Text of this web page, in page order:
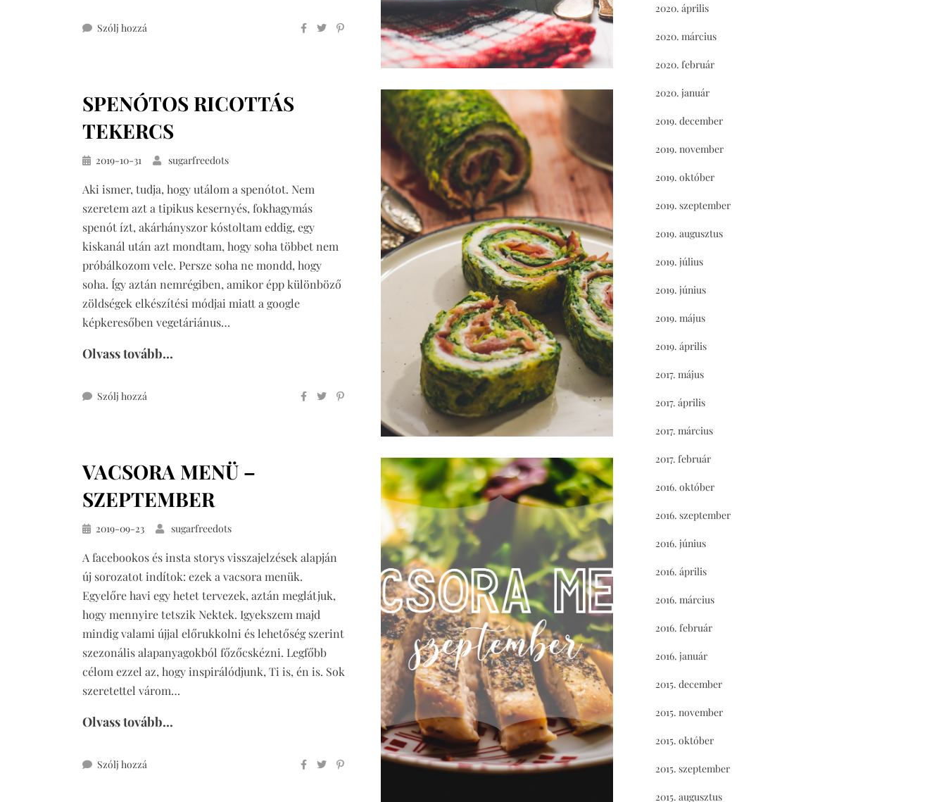
Szólj hozzá
SPENÓTOS RICOTTÁS
TEKERCS
Közzétéve
2019-10-31 sugarfreedots
Aki ismer, tudja, hogy utálom a spenótot. Nem
szeretem azt a tipikus kesernyés, fokhagymás
spenót ízt, akárhányszor kóstoltam eddig, egy
kiskanál után azt mondtam, hogy soha többet nem
próbálkozom vele. Persze soha ne mondd, hogy
soha. Így aztán nemrégiben, amikor épp különböző
zöldségek elkészítési módjai miatt a google
képkeresőben vegetáriánus…
Olvass tovább...
Szólj hozzá
VACSORA MENÜ –
SZEPTEMBER
Közzétéve
2019-09-23 sugarfreedots
A facebookos és insta storys visszajelzések alapján
új sorozatot indítok: ezek a vacsora menük.
Egyelőre havi egy hetet tervezek, aztán meglátjuk,
hogy mennyire tetszik Nektek. Igyekszem majd
mindig valami újjal előrukkolni és lehetőség szerint
szezonális alapanyagokból főzőcskézni. Legfőbb
célom ezzel az, hogy inspirálódjunk, Ti is, én is. Sok
szeretettel várom…
Olvass tovább...
Szólj hozzá
2020. április
2020. március
2020. február
2020. január
2019. december
2019. november
2019. október
2019. szeptember
2019. augusztus
2019. július
2019. június
2019. május
2019. április
2017. május
2017. április
2017. március
2017. február
2016. október
2016. szeptember
2016. június
2016. április
2016. március
2016. február
2016. január
2015. december
2015. november
2015. október
2015. szeptember
2015. augusztus